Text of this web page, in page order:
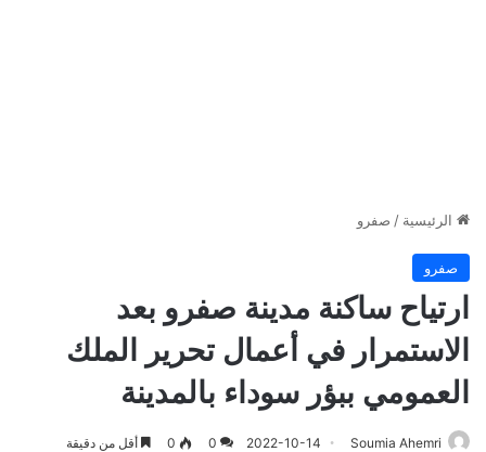
الرئيسية / صفرو
صفرو
ارتياح ساكنة مدينة صفرو بعد
الاستمرار في أعمال تحرير الملك
العمومي ببؤر سوداء بالمدينة
Soumia Ahemri
2022-10-14
0
0 أقل من دقيقة